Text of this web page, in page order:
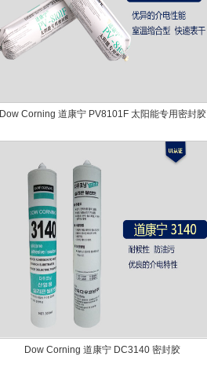
Dow Corning 道康宁 PV8101F 太阳能专用密封胶
Dow Corning 道康宁 DC3140 密封胶